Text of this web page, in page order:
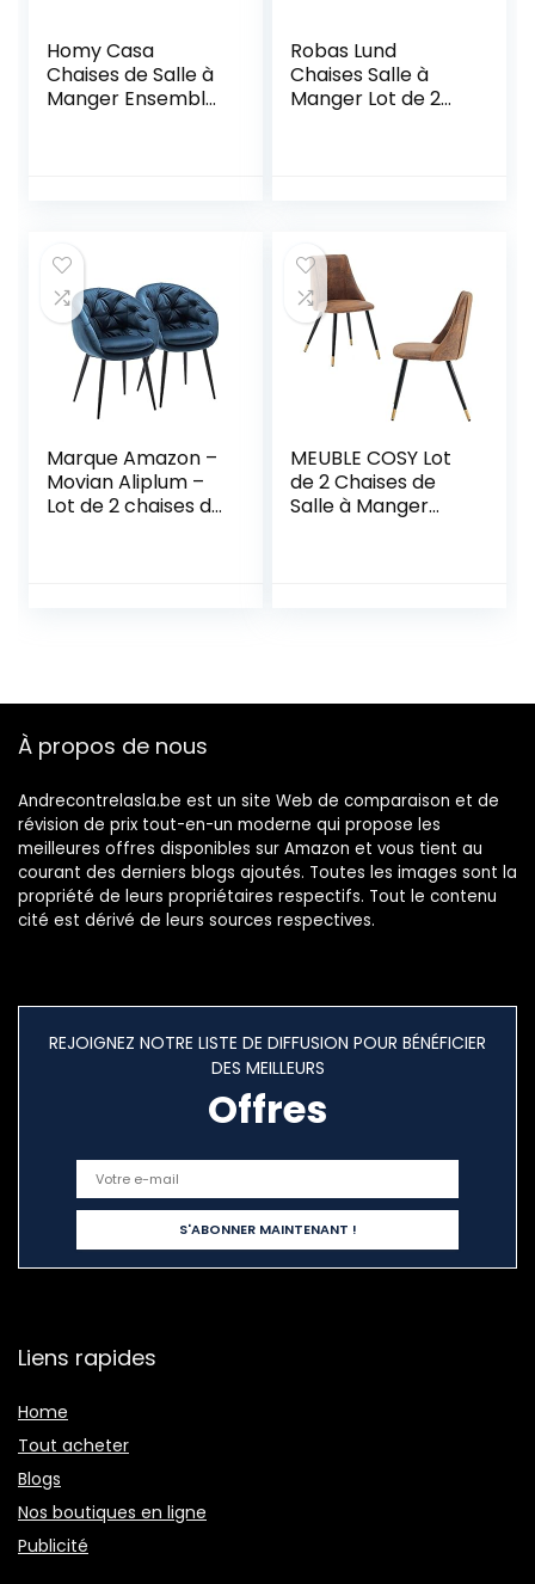
Homy Casa
Chaises de Salle à
Manger Ensemble
Suede Brown
Robas Lund
Chaises Salle à
Manger Lot de 2
Marque Amazon –
Movian Aliplum –
Lot de 2 chaises de
MEUBLE COSY Lot
de 2 Chaises de
Salle à Manger
À propos de nous
Andrecontrelasla.be est un site Web de comparaison et de
révision de prix tout-en-un moderne qui propose les
meilleures offres disponibles sur Amazon et vous tient au
courant des derniers blogs ajoutés. Toutes les images sont la
propriété de leurs propriétaires respectifs. Tout le contenu
cité est dérivé de leurs sources respectives.
REJOIGNEZ NOTRE LISTE DE DIFFUSION POUR BÉNÉFICIER
DES MEILLEURS
Offres
Liens rapides
Home
Tout acheter
Blogs
Nos boutiques en ligne
Publicité